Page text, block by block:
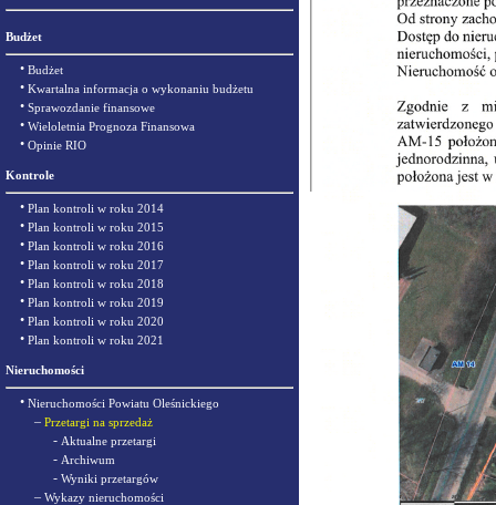
Budżet
• Budżet
• Kwartalna informacja o wykonaniu budżetu
• Sprawozdanie finansowe
• Wieloletnia Prognoza Finansowa
• Opinie RIO
Kontrole
• Plan kontroli w roku 2014
• Plan kontroli w roku 2015
• Plan kontroli w roku 2016
• Plan kontroli w roku 2017
• Plan kontroli w roku 2018
• Plan kontroli w roku 2019
• Plan kontroli w roku 2020
• Plan kontroli w roku 2021
Nieruchomości
• Nieruchomości Powiatu Oleśnickiego
– Przetargi na sprzedaż
- Aktualne przetargi
- Archiwum
- Wyniki przetargów
– Wykazy nieruchomości